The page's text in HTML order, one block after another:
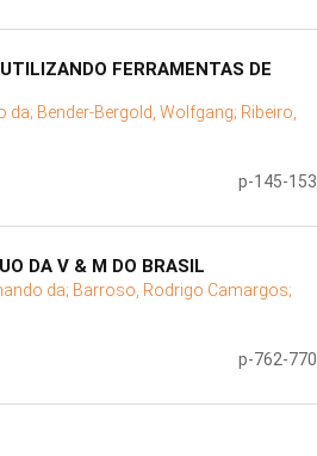
FERRAMENTAS DE
da; Bender-Bergold, Wolfgang; Ribeiro,
p-145-153
DA V & M DO BRASIL
da; Barroso, Rodrigo Camargos;
p-762-770